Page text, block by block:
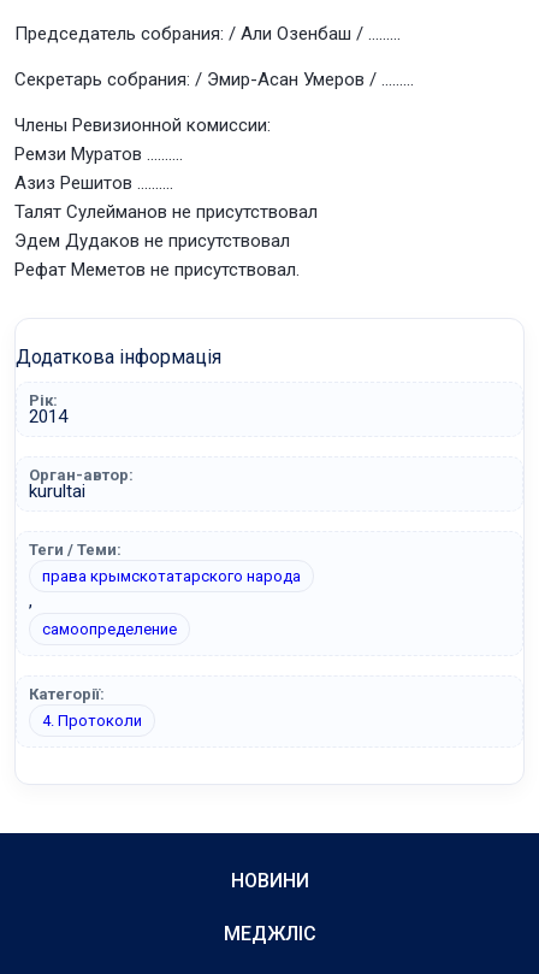
Председатель собрания: / Али Озенбаш / ………
Секретарь собрания: / Эмир-Асан Умеров / ………
Члены Ревизионной комиссии:
Ремзи Муратов ……….
Азиз Решитов ……….
Талят Сулейманов не присутствовал
Эдем Дудаков не присутствовал
Рефат Меметов не присутствовал.
Додаткова інформація
Рік:
2014
Орган-автор:
kurultai
Теги / Теми:
права крымскотатарского народа
,
самоопределение
Категорії:
4. Протоколи
НОВИНИ
МЕДЖЛІС